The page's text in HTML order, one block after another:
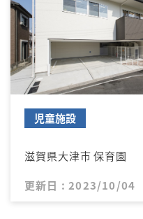
児童施設
滋賀県大津市 保育園
更新日 : 2023/10/04